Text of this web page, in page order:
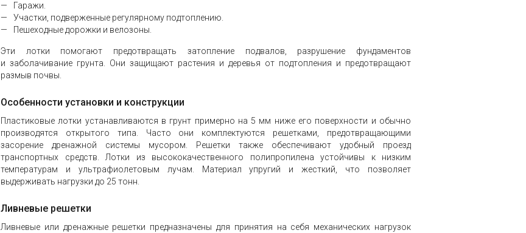
Гаражи.
Участки, подверженные регулярному подтоплению.
Пешеходные дорожки и велозоны.
Эти лотки помогают предотвращать затопление подвалов, разрушение фундаментов
и заболачивание грунта. Они защищают растения и деревья от подтопления и предотвращают
размыв почвы.
Особенности установки и конструкции
Пластиковые лотки устанавливаются в грунт примерно на 5 мм ниже его поверхности и обычно
производятся открытого типа. Часто они комплектуются решетками, предотвращающими
засорение дренажной системы мусором. Решетки также обеспечивают удобный проезд
транспортных средств. Лотки из высококачественного полипропилена устойчивы к низким
температурам и ультрафиолетовым лучам. Материал упругий и жесткий, что позволяет
выдерживать нагрузки до 25 тонн.
Ливневые решетки
Ливневые или дренажные решетки предназначены для принятия на себя механических нагрузок